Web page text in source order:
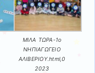
ΜΙΛΑ ΤΩΡΑ-1ο
ΝΗΠΙΑΓΩΓΕΙΟ
ΑΛΙΒΕΡΙΟΥ.html,0
2023